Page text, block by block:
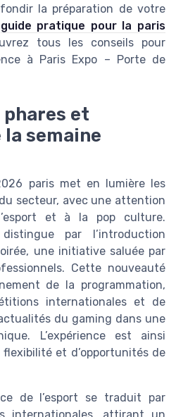
la préparation de votre
guide pratique pour la paris
tous les conseils pour
à Paris Expo – Porte de
phares et
semaine
paris met en lumière les
secteur, avec une attention
et à la pop culture.
par l’introduction
une initiative saluée par
Cette nouveauté
de la programmation,
internationales et de
du gaming dans une
L’expérience est ainsi
et d’opportunités de
de l’esport se traduit par